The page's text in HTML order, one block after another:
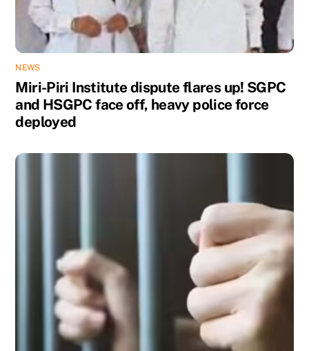
NEWS
Miri-Piri Institute dispute flares up! SGPC
and HSGPC face off, heavy police force
deployed